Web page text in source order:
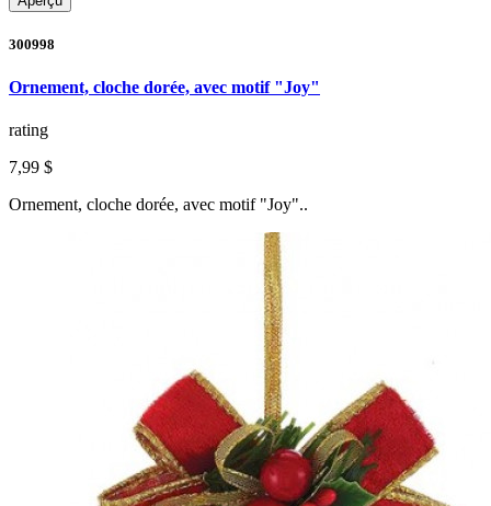
300998
Ornement, cloche dorée, avec motif "Joy"
rating
7,99 $
Ornement, cloche dorée, avec motif "Joy"..